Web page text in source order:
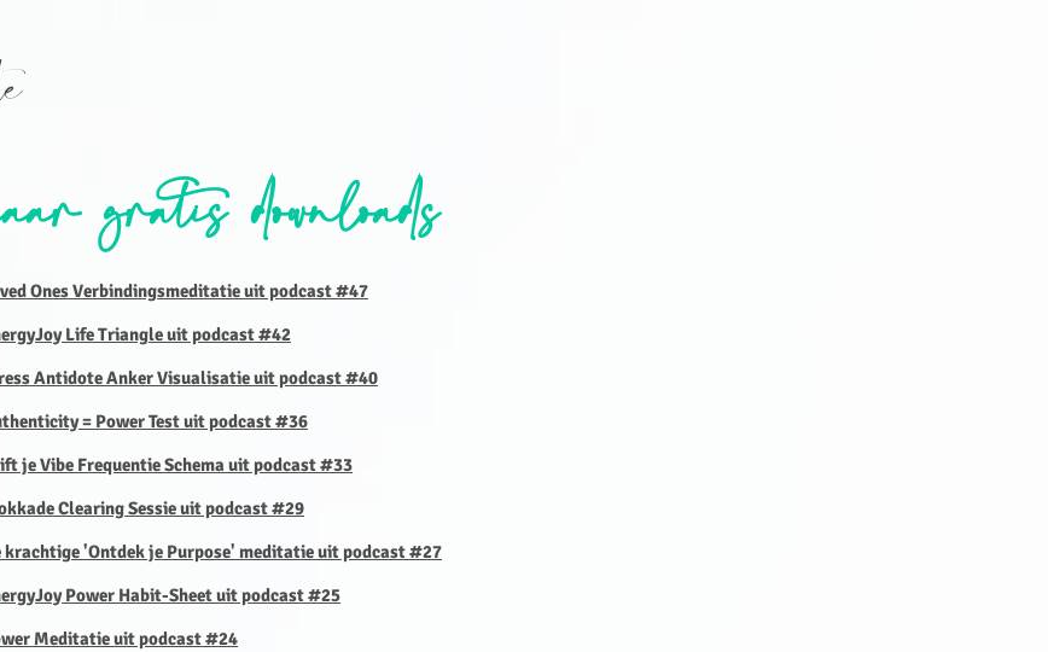
gratis downloads
Ones Verbindingsmeditatie uit podcast #47
Life Triangle uit podcast #42
Antidote Anker Visualisatie uit podcast #40
= Power Test uit podcast #36
je Vibe Frequentie Schema uit podcast #33
Clearing Sessie uit podcast #29
krachtige 'Ontdek je Purpose' meditatie uit podcast #27
Power Habit-Sheet uit podcast #25
Meditatie uit podcast #24